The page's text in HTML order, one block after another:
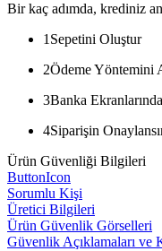
Bir kaç adımda, krediniz
1 Sepetini Oluştur
2Ödeme Yöntemini
3Banka
4Siparişin
Ürün Güvenliği Bilgileri
ButtonIcon
Sorumlu Kişi
Üretici Bilgileri
Ürün Güvenlik Görselleri
Güvenlik Açıklamaları ve